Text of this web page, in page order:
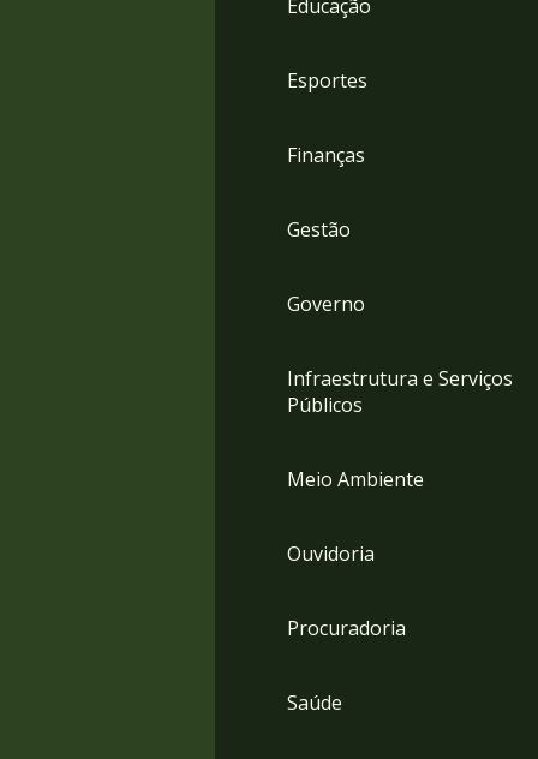
Educação
Esportes
Finanças
Gestão
Governo
Infraestrutura e Serviços
Públicos
Meio Ambiente
Ouvidoria
Procuradoria
Saúde